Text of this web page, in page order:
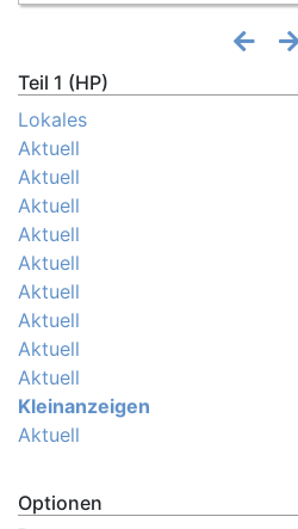
Teil 1 (HP)
Lokales
Aktuell
Aktuell
Aktuell
Aktuell
Aktuell
Aktuell
Aktuell
Aktuell
Aktuell
Kleinanzeigen
Aktuell
Optionen